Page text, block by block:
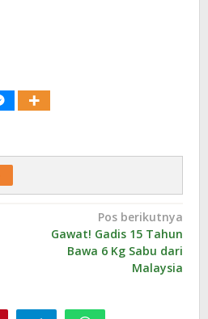
Pos berikutnya
Gawat! Gadis 15 Tahun
Bawa 6 Kg Sabu dari
Malaysia